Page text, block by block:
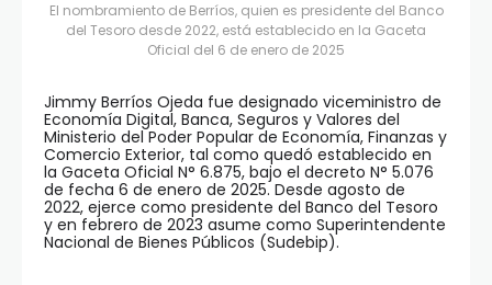
El nombramiento de Berríos, quien es presidente del Banco
del Tesoro desde 2022, está establecido en la Gaceta
Oficial del 6 de enero de 2025
Jimmy Berríos Ojeda fue designado viceministro de
Economía Digital, Banca, Seguros y Valores del
Ministerio del Poder Popular de Economía, Finanzas y
Comercio Exterior, tal como quedó establecido en
la Gaceta Oficial N° 6.875, bajo el decreto N° 5.076
de fecha 6 de enero de 2025. Desde agosto de
2022, ejerce como presidente del Banco del Tesoro
y en febrero de 2023 asume como Superintendente
Nacional de Bienes Públicos (Sudebip).